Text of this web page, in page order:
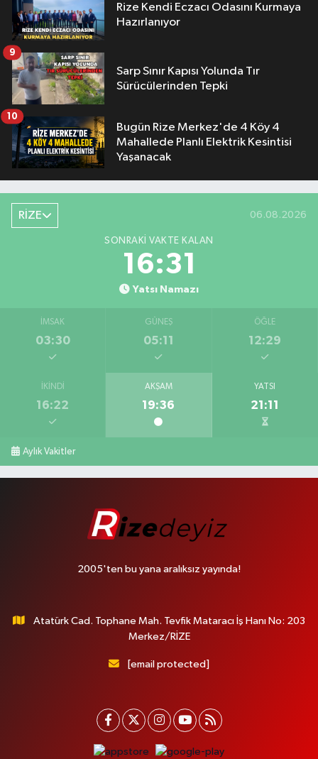
Rize Kendi Eczacı Odasını Kurmaya
Hazırlanıyor
Sarp Sınır Kapısı Yolunda Tır
Sürücülerinden Tepki
9
Bugün Rize Merkez'de 4 Köy 4
Mahallede Planlı Elektrik Kesintisi
Yaşanacak
10
RİZE 06.08.2026
SONRAKI VAKTE KALAN
16:30
Yatsı Namazı
İMSAK
03:30
GÜNEŞ
05:11
ÖĞLE
12:29
İKINDI
16:22
AKŞAM
19:36
YATSI
21:11
Aylık Vakitler
2005'ten bu yana aralıksız yayında!
Atatürk Cad. Tophane Mah. Tevfik Mataracı İş Hanı No: 203
Merkez/RİZE
[email protected]